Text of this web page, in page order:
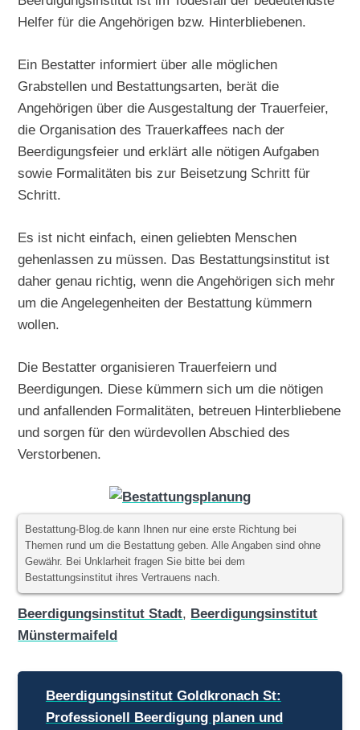
Helfer für die Angehörigen bzw. Hinterbliebenen.
Ein Bestatter informiert über alle möglichen
Grabstellen und Bestattungsarten, berät die
Angehörigen über die Ausgestaltung der Trauerfeier,
die Organisation des Trauerkaffees nach der
Beerdigungsfeier und erklärt alle nötigen Aufgaben
sowie Formalitäten bis zur Beisetzung Schritt für
Schritt.
Es ist nicht einfach, einen geliebten Menschen
gehenlassen zu müssen. Das Bestattungsinstitut ist
daher genau richtig, wenn die Angehörigen sich mehr
um die Angelegenheiten der Bestattung kümmern
wollen.
Die Bestatter organisieren Trauerfeiern und
Beerdigungen. Diese kümmern sich um die nötigen
und anfallenden Formalitäten, betreuen Hinterbliebene
und sorgen für den würdevollen Abschied des
Verstorbenen.
Bestattung-Blog.de kann Ihnen nur eine erste Richtung bei
Themen rund um die Bestattung geben. Alle Angaben sind ohne
Gewähr. Bei Unklarheit fragen Sie bitte bei dem
Bestattungsinstitut ihres Vertrauens nach.
Beerdigungsinstitut Stadt, Beerdigungsinstitut
Münstermaifeld
Beitragsnavigation
Beerdigungsinstitut Goldkronach St:
Professionell Beerdigung planen und